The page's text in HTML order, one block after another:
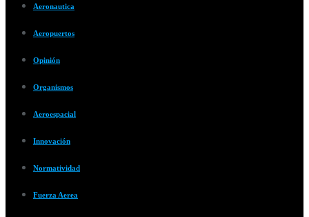
Aeronautica
Aeropuertos
Opinión
Organismos
Aeroespacial
Innovación
Normatividad
Fuerza Aerea